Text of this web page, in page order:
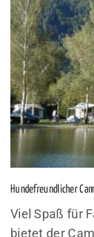
Hundefreundlicher
Viel Spaß für
bietet der